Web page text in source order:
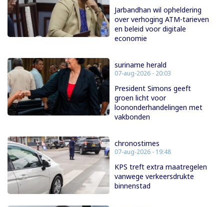
Jarbandhan wil opheldering
over verhoging ATM-tarieven
en beleid voor digitale
economie
suriname herald
07-aug-2026 - 20:03
President Simons geeft
groen licht voor
loononderhandelingen met
vakbonden
chronostimes
07-aug-2026 - 19:48
KPS treft extra maatregelen
vanwege verkeersdrukte
binnenstad